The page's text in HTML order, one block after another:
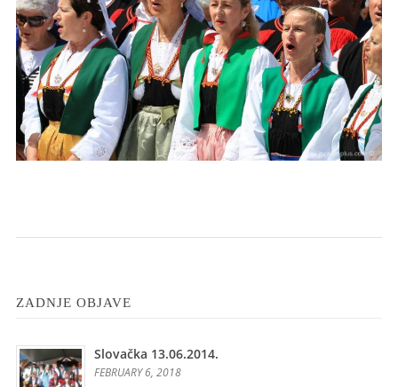
ZADNJE OBJAVE
Slovačka 13.06.2014.
FEBRUARY 6, 2018